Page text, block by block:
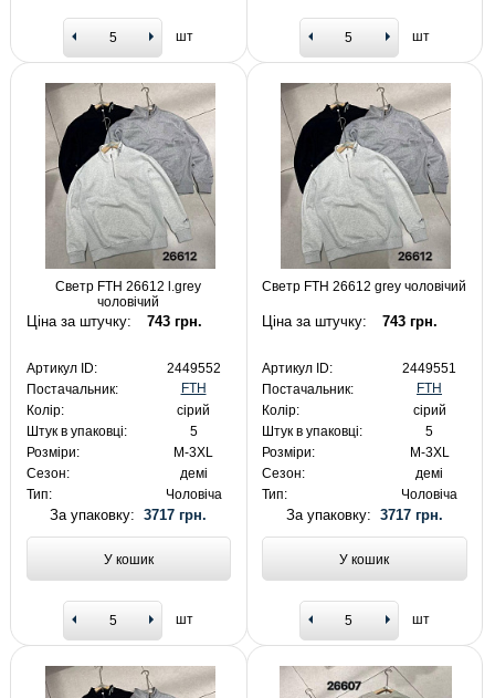
шт шт
Светр FTH 26612 l.grey
чоловічий
Ціна за штучку: 743 грн.
Артикул ID:
2449552
Постачальник:
FTH
Колір:
сірий
Штук в упаковці:
5
Розміри:
M-3XL
Сезон:
демі
Тип:
Чоловіча
За упаковку:3717 грн.
У кошик
шт
Светр FTH 26612 grey чоловічий
Ціна за штучку: 743 грн.
Артикул ID:
2449551
Постачальник:
FTH
Колір:
сірий
Штук в упаковці:
5
Розміри:
M-3XL
Сезон:
демі
Тип:
Чоловіча
За упаковку: 3717 грн.
У кошик
шт